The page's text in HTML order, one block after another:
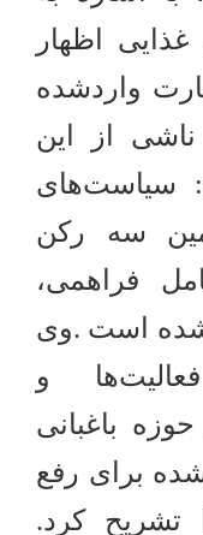
غذایی اظهار
واردشده
از این
سیاست‌های
سه رکن
فراهمی،
شده است .وی
و
باغبانی
برای رفع
کرد.